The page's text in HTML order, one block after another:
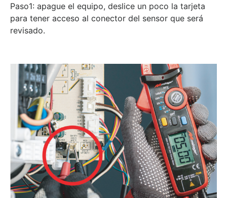
Paso1: apague el equipo, deslice un poco la tarjeta
para tener acceso al conector del sensor que será
revisado.